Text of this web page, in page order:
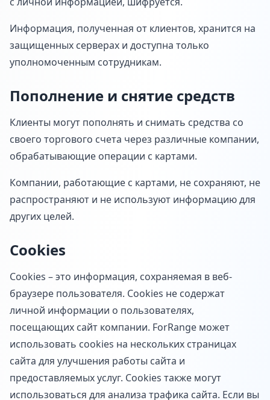
Информация, полученная от клиентов, хранится на
защищенных серверах и доступна только
уполномоченным сотрудникам.
Пополнение и снятие средств
Клиенты могут пополнять и снимать средства со
своего торгового счета через различные компании,
обрабатывающие операции с картами.
Компании, работающие с картами, не сохраняют, не
распространяют и не используют информацию для
других целей.
Cookies
Cookies – это информация, сохраняемая в веб-
браузере пользователя. Cookies не содержат
личной информации о пользователях,
посещающих сайт компании. ForRange может
использовать cookies на нескольких страницах
сайта для улучшения работы сайта и
предоставляемых услуг. Cookies также могут
использоваться для анализа трафика сайта. Если вы